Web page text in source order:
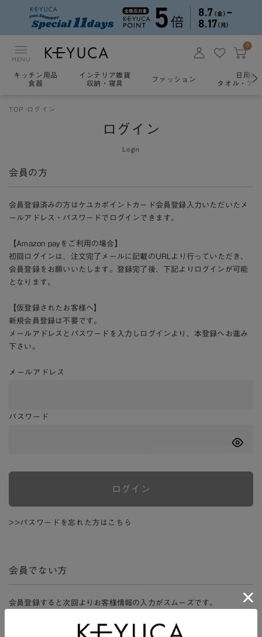
MENU
0
キッチン用品
食器
インテリア雑貨
収納・寝具
ファッション
日用雑
タオル・ア
TOP ログイン
ログイン
Login
会員の方
会員登録済みの方はケユカポイントカード会員登録入力いただいたメ
ールアドレス・パスワードでログインできます。
【Amazon payをご利用の場合】
初回ログインは、注文完了メールに記載のURLより行っていただき、
会員登録をお願いいたします。登録完了後、下記よりログインが可能
となります。
【仮登録されたお客様へ】
新規会員登録は不要です。
メールアドレスとパスワードを入力しログインより、本登録へお進み
下さい。
メールアドレス
パスワード
ログイン
>>パスワードを忘れた方はこちら
会員でない方
会員登録すると次回よりお客様情報の入力がスムーズです。
ージ、購入履歴をご利用いただけます。